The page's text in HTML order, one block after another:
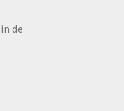
de